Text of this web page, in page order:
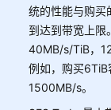
统的性能与购买
到达到带宽上限
40MB/s/TiB，
例如，购买
1500MB/s。